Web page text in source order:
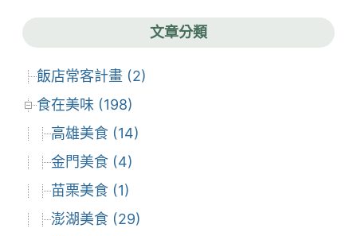
文章分類
飯店常客計畫 (2)
食在美味 (198)
高雄美食 (14)
金門美食 (4)
苗栗美食 (1)
澎湖美食 (29)